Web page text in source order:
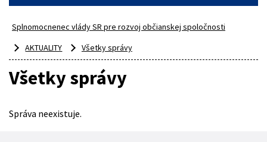
Splnomocnenec vlády SR pre rozvoj občianskej spoločnosti
AKTUALITY
Všetky správy
Všetky správy
Správa neexistuje.